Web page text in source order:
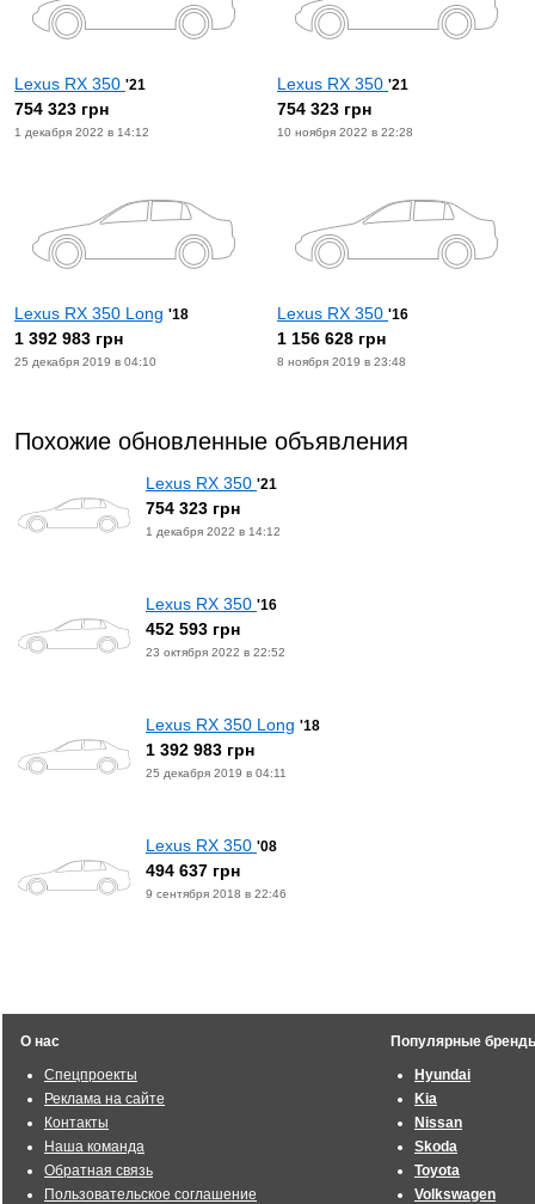
Lexus RX 350 '21
754 323 грн
1 декабря 2022 в 14:12
Lexus RX 350 '21
754 323 грн
10 ноября 2022 в 22:28
Lexus RX 350 Long '18
1 392 983 грн
25 декабря 2019 в 04:10
Lexus RX 350 '16
1 156 628 грн
8 ноября 2019 в 23:48
Похожие обновленные объявления
Lexus RX 350 '21
754 323 грн
1 декабря 2022 в 14:12
Lexus RX 350 '16
452 593 грн
23 октября 2022 в 22:52
Lexus RX 350 Long '18
1 392 983 грн
25 декабря 2019 в 04:11
Lexus RX 350 '08
494 637 грн
9 сентября 2018 в 22:46
О нас
Спецпроекты
Реклама на сайте
Контакты
Наша команда
Обратная связь
Пользовательское соглашение
Популярные
Hyundai
Kia
Nissan
Skoda
Toyota
Volkswagen